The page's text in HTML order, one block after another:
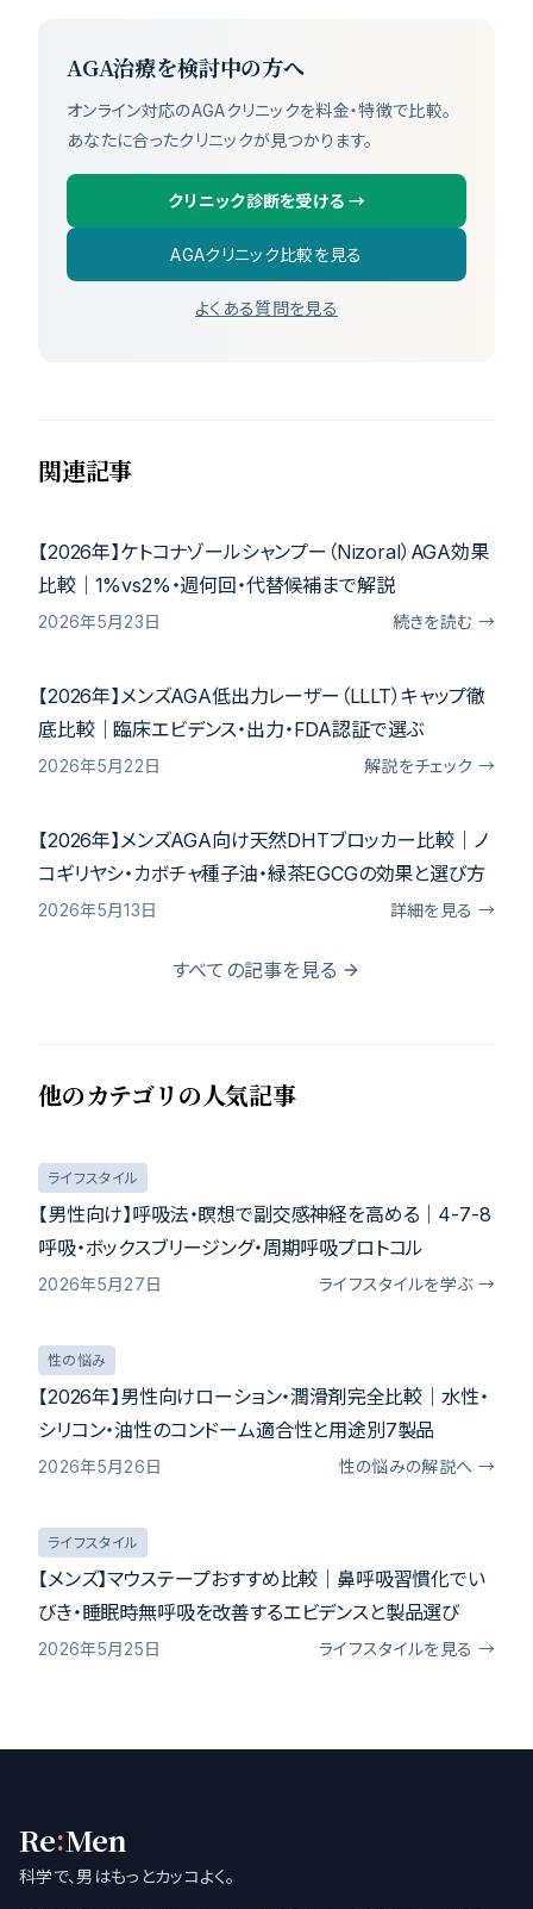
AGA治療を検討中の方へ
オンライン対応のAGAクリニックを料金・特徴で比較。
あなたに合ったクリニックが見つかります。
クリニック診断を受ける →
AGAクリニック比較を見る
よくある質問を見る
関連記事
【2026年】ケトコナゾールシャンプー（Nizoral）AGA効果
比較｜1%vs2%・週何回・代替候補まで解説
2026年5月23日 続きを読む →
【2026年】メンズAGA低出力レーザー（LLLT）キャップ徹
底比較｜臨床エビデンス・出力・FDA認証で選ぶ
2026年5月22日 解説をチェック →
【2026年】メンズAGA向け天然DHTブロッカー比較｜ノ
コギリヤシ・カボチャ種子油・緑茶EGCGの効果と選び方
2026年5月13日 詳細を見る →
すべての記事を見る
他のカテゴリの人気記事
ライフスタイル
【男性向け】呼吸法・瞑想で副交感神経を高める｜4-7-8
呼吸・ボックスブリージング・周期呼吸プロトコル
2026年5月27日 ライフスタイルを学ぶ →
性の悩み
【2026年】男性向けローション・潤滑剤完全比較｜水性・
シリコン・油性のコンドーム適合性と用途別7製品
2026年5月26日 性の悩みの解説へ →
ライフスタイル
【メンズ】マウステープおすすめ比較｜鼻呼吸習慣化でい
びき・睡眠時無呼吸を改善するエビデンスと製品選び
2026年5月25日 ライフスタイルを見る →
Re:Men
科学で、男はもっとカッコよく。